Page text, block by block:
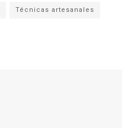
Técnicas artesanales